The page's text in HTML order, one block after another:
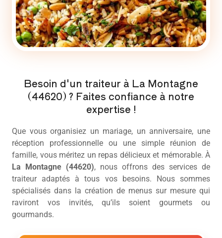
Besoin d'un traiteur à La Montagne
(44620) ? Faites confiance à notre
expertise !
Que vous organisiez un mariage, un anniversaire, une
réception professionnelle ou une simple réunion de
famille, vous méritez un repas délicieux et mémorable. À
La Montagne (44620), nous offrons des services de
traiteuradaptés à tous vos besoins. Nous sommes
spécialisés dans la création de menus sur mesure qui
raviront vos invités, qu’ils soient gourmets ou
gourmands.